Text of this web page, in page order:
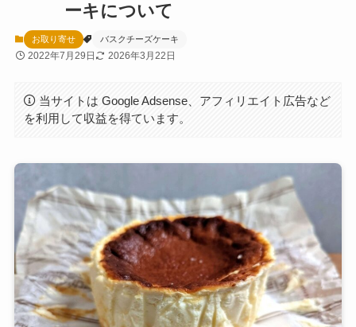
ーキについて
お取り寄せ バスクチーズケーキ
2022年7月29日 2026年3月22日
当サイトは Google Adsense、アフィリエイト広告など
を利用して収益を得ています。